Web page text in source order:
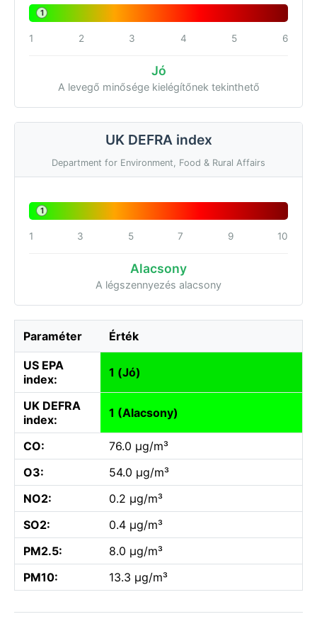
1
1 2 3 4 5 6
Jó
A levegő minősége kielégítőnek tekinthető
UK DEFRA index
Department for Environment, Food & Rural Affairs
1
1 3 5 7 9 10
Alacsony
A légszennyezés alacsony
Paraméter Érték
US EPA
index:
1 (Jó)
UK DEFRA
index:
1 (Alacsony)
CO:
76.0 µg/m³
O3:
54.0 µg/m³
NO2:
0.2 µg/m³
SO2:
0.4 µg/m³
PM2.5:
8.0 µg/m³
PM10:
13.3 µg/m³